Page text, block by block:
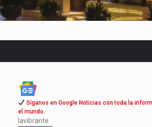
Síganos en Google Noticias con toda la
el mundo.
lavibrante